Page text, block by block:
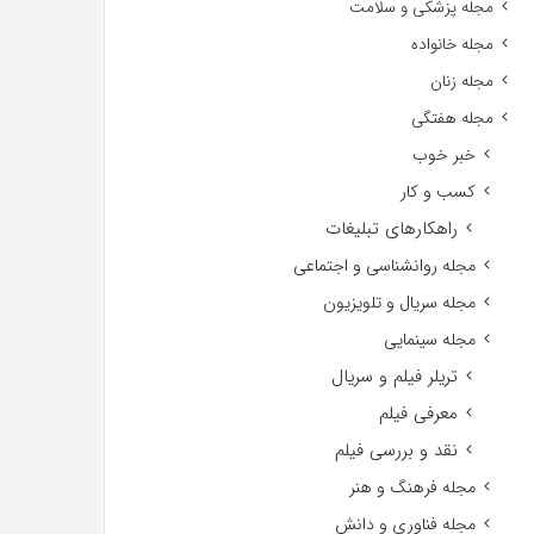
مجله پزشکی و سلامت
مجله خانواده
مجله زنان
مجله هفتگی
خبر خوب
کسب و کار
راهکارهای تبلیغات
مجله روانشناسی و اجتماعی
مجله سریال و تلویزیون
مجله سینمایی
تریلر فیلم و سریال
معرفی فیلم
نقد و بررسی فیلم
مجله فرهنگ و هنر
مجله فناوری و دانش